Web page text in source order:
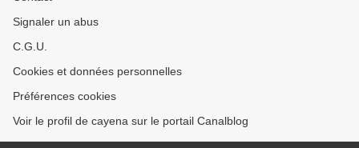
Signaler un abus
C.G.U.
Cookies et données personnelles
Préférences cookies
Voir le profil de cayena sur le portail Canalblog